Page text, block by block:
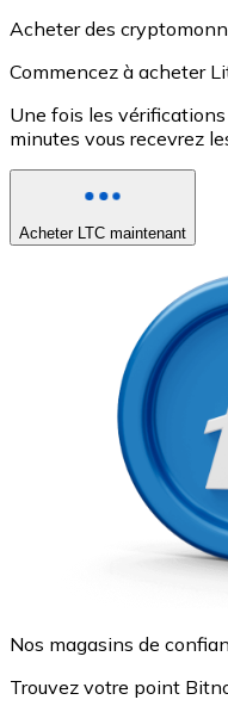
Acheter des
Commencez à acheter
Une fois les
minutes vous recevrez
Acheter LTC maintenant
Nos magasins de
Trouvez votre point